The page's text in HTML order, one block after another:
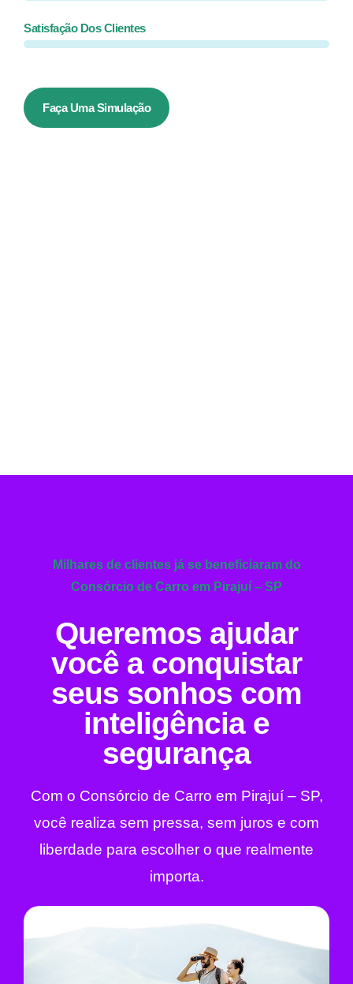
Satisfação Dos Clientes
Faça Uma Simulação
Milhares de clientes já se beneficiaram do
Consórcio de Carro em Pirajuí – SP
Queremos ajudar
você a conquistar
seus sonhos com
inteligência e
segurança
Com o Consórcio de Carro em Pirajuí – SP,
você realiza sem pressa, sem juros e com
liberdade para escolher o que realmente
importa.